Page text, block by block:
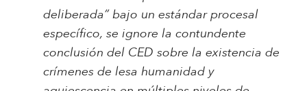
deliberada” bajo un estándar procesal
específico, se ignore la contundente
conclusión del CED sobre la existencia de
crímenes de lesa humanidad y